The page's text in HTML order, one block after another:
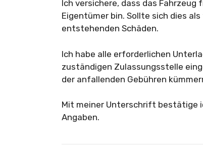
Ich versichere, dass das
Eigentümer bin. Sollte sich dies
entstehenden Schäden.
Ich habe alle erforderlichen
zuständigen Zulassungsstelle
der anfallenden Gebühren
Mit meiner Unterschrift bestätige
Angaben.